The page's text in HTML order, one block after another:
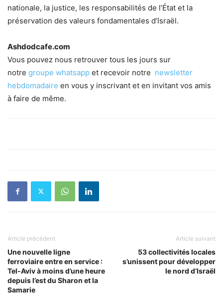
nationale, la justice, les responsabilités de l’État et la
préservation des valeurs fondamentales d’Israël.
Ashdodcafe.com
Vous pouvez nous retrouver tous les jours sur
notre groupe whatsapp et recevoir notre newsletter
hebdomadaire en vous y inscrivant et en invitant vos amis
à faire de même.
Article précédent
Une nouvelle ligne
ferroviaire entre en service :
Tel-Aviv à moins d’une heure
depuis l’est du Sharon et la
Samarie
Article suivant
53 collectivités locales
s’unissent pour développer
le nord d’Israël